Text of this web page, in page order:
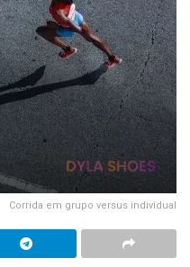
Corrida em grupo versus individual